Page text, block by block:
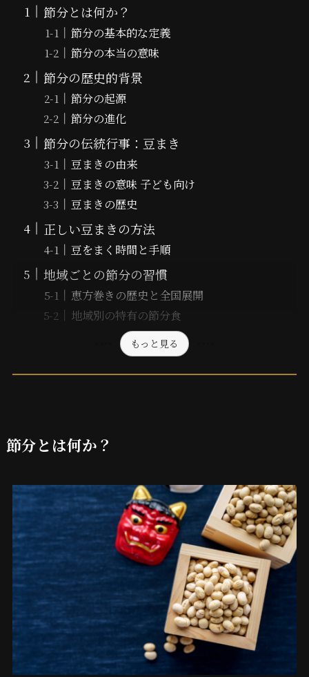
節分とは何か？
節分の基本的な定義
節分の本当の意味
節分の歴史的背景
節分の起源
節分の進化
節分の伝統行事：豆まき
豆まきの由来
豆まきの意味 子ども向け
豆まきの歴史
正しい豆まきの方法
豆をまく時間と手順
地域ごとの節分の習慣
恵方巻きの歴史と全国展開
地域別の特有の節分食
もっと見る
節分とは何か？